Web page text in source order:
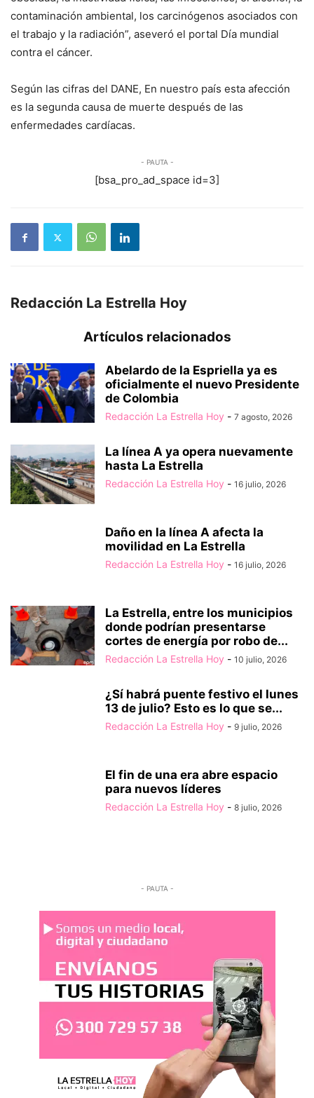
contaminación ambiental, los carcinógenos asociados con
el trabajo y la radiación”, aseveró el portal Día mundial
contra el cáncer.
Según las cifras del DANE, En nuestro país esta afección
es la segunda causa de muerte después de las
enfermedades cardíacas.
- PAUTA -
[bsa_pro_ad_space id=3]
Redacción La Estrella Hoy
Artículos relacionados
Abelardo de la Espriella ya es
oficialmente el nuevo Presidente
de Colombia
Redacción La Estrella Hoy - 7 agosto, 2026
La línea A ya opera nuevamente
hasta La Estrella
Redacción La Estrella Hoy - 16 julio, 2026
Daño en la línea A afecta la
movilidad en La Estrella
Redacción La Estrella Hoy - 16 julio, 2026
La Estrella, entre los municipios
donde podrían presentarse
cortes de energía por robo de...
Redacción La Estrella Hoy - 10 julio, 2026
¿Sí habrá puente festivo el lunes
13 de julio? Esto es lo que se...
Redacción La Estrella Hoy - 9 julio, 2026
El fin de una era abre espacio
para nuevos líderes
Redacción La Estrella Hoy - 8 julio, 2026
- PAUTA -